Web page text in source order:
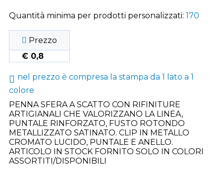
Quantità minima per prodotti personalizzati: 170
Prezzo
€ 0,8
nel prezzo è compresa la stampa da 1 lato a 1
colore
PENNA SFERA A SCATTO CON RIFINITURE
ARTIGIANALI CHE VALORIZZANO LA LINEA,
PUNTALE RINFORZATO, FUSTO ROTONDO
METALLIZZATO SATINATO. CLIP IN METALLO
CROMATO LUCIDO, PUNTALE E ANELLO.
ARTICOLO IN STOCK FORNITO SOLO IN COLORI
ASSORTITI/DISPONIBILI